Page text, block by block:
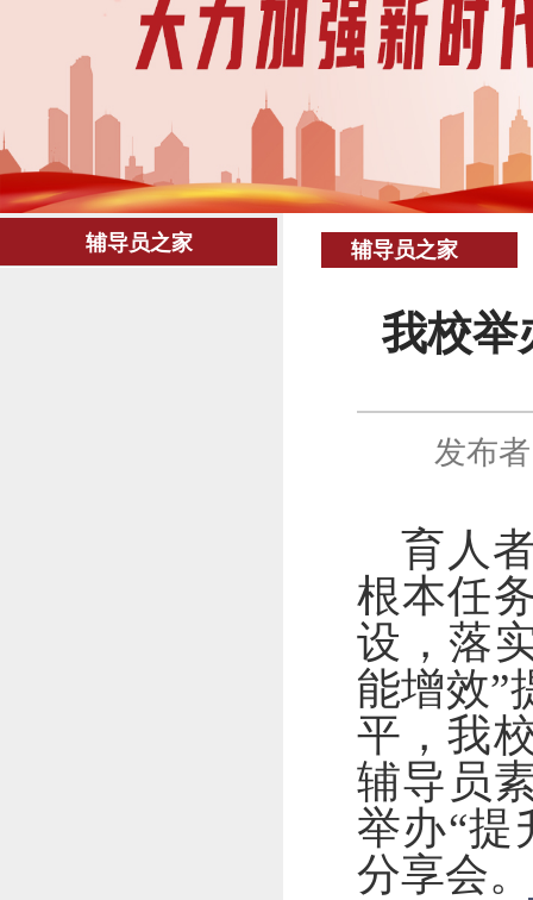
辅导员之家 辅导员之家
我校举
发布
育人
根本任
设， 落
能增效”
平，我
辅导员
举办“提
分享会。